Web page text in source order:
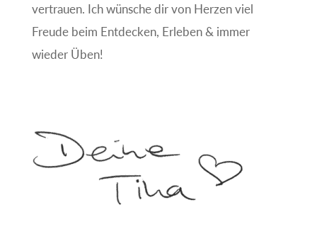
vertrauen. Ich wünsche dir von Herzen viel
Freude beim Entdecken, Erleben & immer
wieder Üben!